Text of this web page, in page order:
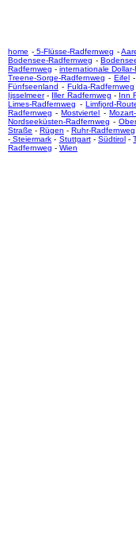
home -5-Flüsse-Radfernweg -
Bodensee-Radfernweg -
Radfernweg -internationale Dollar-
Treene-Sorge-Radfernweg - Eifel -
Fünfseenland -Fulda-Radfernweg
Ijsselmeer- Iller Radfernweg - Inn
Limes-Radfernweg -Limfjord-
Radfernweg -Mostviertel -
Nordseeküsten-Radfernweg -
Straße - Rügen - Ruhr-Radfernweg
- Steiermark - Stuttgart- Südtirol-
Radfernweg - Wien